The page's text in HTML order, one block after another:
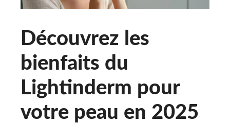
Découvrez les
bienfaits du
Lightinderm pour
votre peau en 2025